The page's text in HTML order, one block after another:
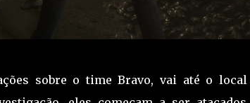
sobre o time Bravo, vai até o local